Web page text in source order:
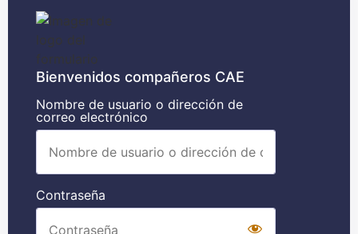
Bienvenidos compañeros CAE
Nombre de usuario o dirección de
correo electrónico
Contraseña